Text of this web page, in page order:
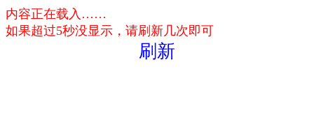
内容正在载入……
如果超过5秒没显示，请刷新几次即可
刷新